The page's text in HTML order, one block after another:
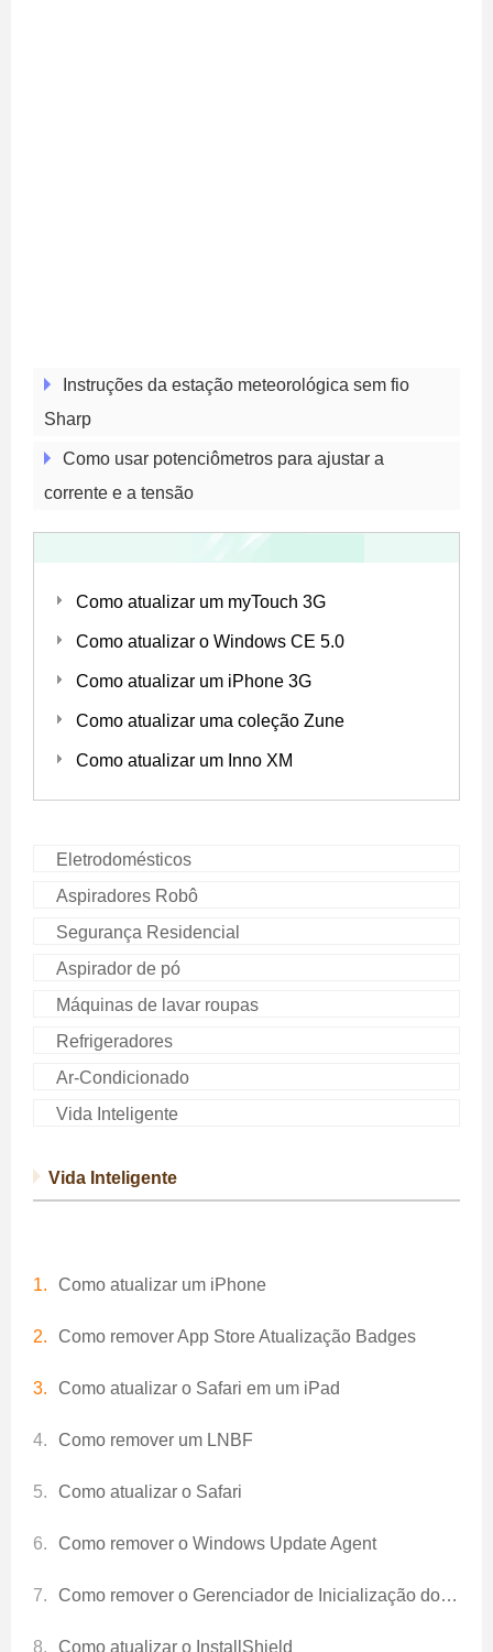
Instruções da estação meteorológica sem fio
Sharp
Como usar potenciômetros para ajustar a
corrente e a tensão
Como atualizar um myTouch 3G
Como atualizar o Windows CE 5.0
Como atualizar um iPhone 3G
Como atualizar uma coleção Zune
Como atualizar um Inno XM
Eletrodomésticos
Aspiradores Robô
Segurança Residencial
Aspirador de pó
Máquinas de lavar roupas
Refrigeradores
Ar-Condicionado
Vida Inteligente
Vida Inteligente
Como atualizar um iPhone
Como remover App Store Atualização Badges
Como atualizar o Safari em um iPad
Como remover um LNBF
Como atualizar o Safari
Como remover o Windows Update Agent
Como remover o Gerenciador de Inicialização do Windows
Como atualizar o InstallShield